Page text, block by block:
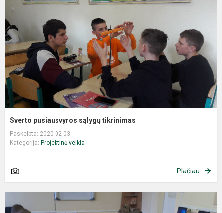
Sverto pusiausvyros sąlygų tikrinimas
Paskelbta: 2020-02-03
Kategorija: Projektinė veikla
Plačiau